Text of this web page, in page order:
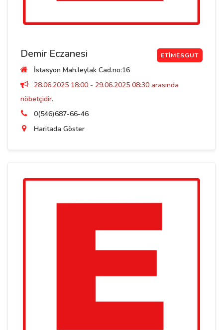
Demir Eczanesi ETIMESGUT
İstasyon Mah.leylak Cad.no:16
28.06.2025 18:00 - 29.06.2025 08:30 arasında
nöbetçidir.
0(546)687-66-46
Haritada Göster